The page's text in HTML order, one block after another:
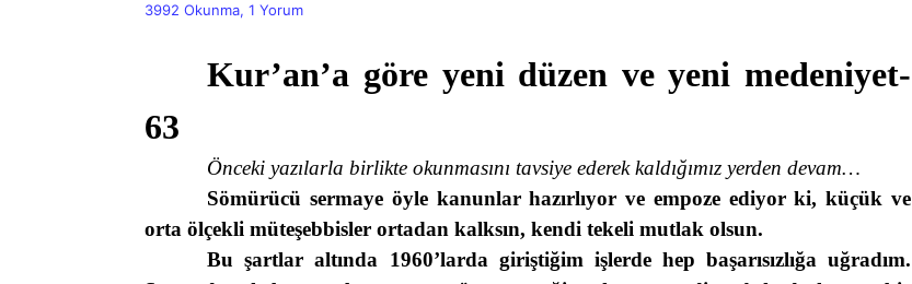
3992 Okunma, 1 Yorum
Kur’an’a göre yeni düzen ve yeni medeniyet-
63
Önceki yazılarla birlikte okunmasını tavsiye ederek kaldığımız yerden devam…
Sömürücü sermaye öyle kanunlar hazırlıyor ve empoze ediyor ki, küçük ve
orta ölçekli müteşebbisler ortadan kalksın, kendi tekeli mutlak olsun.
Bu şartlar altında 1960’larda giriştiğim işlerde hep başarısızlığa uğradım.